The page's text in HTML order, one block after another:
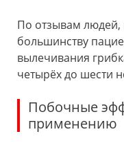
По отзывам людей,
большинству
вылечивания
четырёх до шести
Побочные
применению